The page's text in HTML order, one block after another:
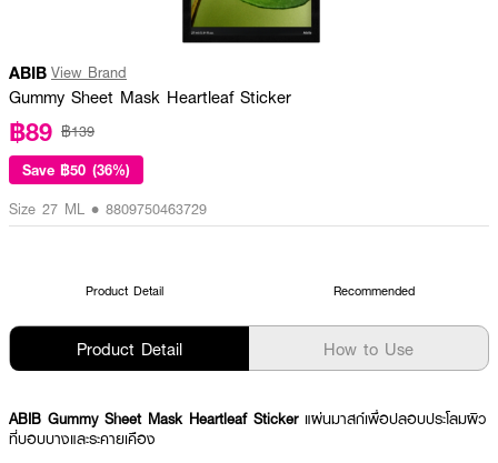
ABIB View Brand
Gummy Sheet Mask Heartleaf Sticker
฿89 ฿139
Save ฿50 (36%)
Size 27 ML • 8809750463729
Product Detail Recommended
Product Detail How to Use
ABIB Gummy Sheet Mask Heartleaf Sticker แผ่นมาสก์เพื่อปลอบประโลมผิว
ที่บอบบางและระคายเคือง